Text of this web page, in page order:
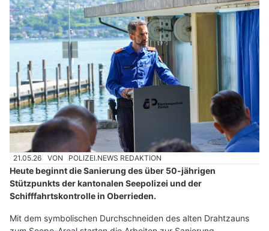
21.05.26 VON POLIZEI.NEWS REDAKTION
Heute beginnt die Sanierung des über 50-jährigen
Stützpunkts der kantonalen Seepolizei und der
Schifffahrtskontrolle in Oberrieden.
Mit dem symbolischen Durchschneiden des alten Drahtzauns